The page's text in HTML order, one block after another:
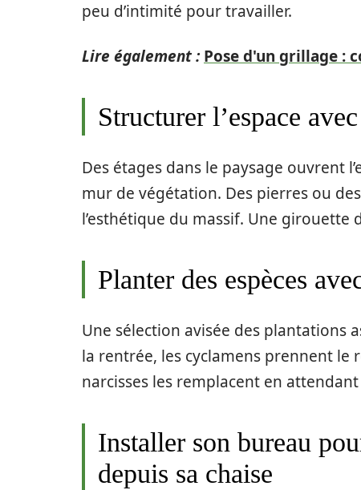
peu d’intimité pour travailler.
Lire également : Pose d'un grillage :
Structurer l’espace
Des étages dans le paysage ouvrent
mur de végétation. Des pierres ou
l’esthétique du massif. Une girouette
Planter des espèces
Une sélection avisée des plantations
la rentrée, les cyclamens prennent le
narcisses les remplacent en
Installer son bureau
depuis sa chaise